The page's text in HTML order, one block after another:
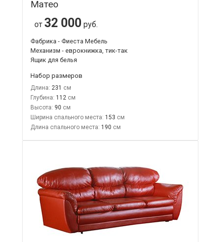
Матео
от 32 000 руб.
Фабрика - Фиеста Мебель
Механизм - еврокнижка, тик-так
Ящик для белья
Набор размеров
Длина: 231
Глубина: 112
Высота: 90
Ширина спального места: 153
Длина спального места: 190